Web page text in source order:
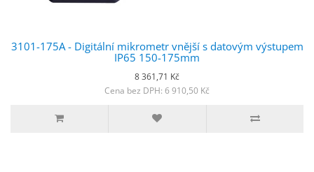
3101-175A - Digitální mikrometr vnější s datovým výstupem
IP65 150-175mm
8 361,71 Kč
Cena bez DPH: 6 910,50 Kč